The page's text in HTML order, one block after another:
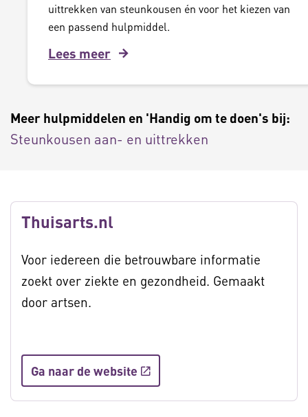
uittrekken van steunkousen én voor het kiezen van
een passend hulpmiddel.
Lees meer
Meer hulpmiddelen en 'Handig om te doen's bij:
Steunkousen aan- en uittrekken
Thuisarts.nl
Voor iedereen die betrouwbare informatie
zoekt over ziekte en gezondheid. Gemaakt
door artsen.
Ga naar de website